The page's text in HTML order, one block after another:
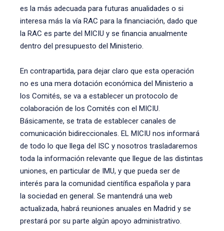
es la más adecuada para futuras anualidades o si
interesa más la vía RAC para la financiación, dado que
la RAC es parte del MICIU y se financia anualmente
dentro del presupuesto del Ministerio.
En contrapartida, para dejar claro que esta operación
no es una mera dotación económica del Ministerio a
los Comités, se va a establecer un protocolo de
colaboración de los Comités con el MICIU.
Básicamente, se trata de establecer canales de
comunicación bidireccionales. EL MICIU nos informará
de todo lo que llega del ISC y nosotros trasladaremos
toda la información relevante que llegue de las distintas
uniones, en particular de IMU, y que pueda ser de
interés para la comunidad científica española y para
la sociedad en general. Se mantendrá una web
actualizada, habrá reuniones anuales en Madrid y se
prestará por su parte algún apoyo administrativo.